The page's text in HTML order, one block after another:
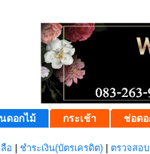
ดอกไม้ กระเช้า ช่อดอ
อ ชำระเงิน(บัตรเครดิต) ตรวจสอ